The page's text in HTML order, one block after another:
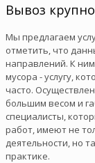
Вывоз
Мы предлагаем
отметить, что
направлений. К
мусора - услугу,
часто.
большим весом и
специалисты,
работ, имеют не
деятельности, но
практике.